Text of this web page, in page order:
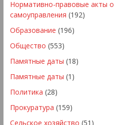
Нормативно-правовые акты
самоуправления (192)
Образование (196)
Общество (553)
Памятные даты (18)
Памятные даты (1)
Политика (28)
Прокуратура (159)
Сельское хозяйство (51)